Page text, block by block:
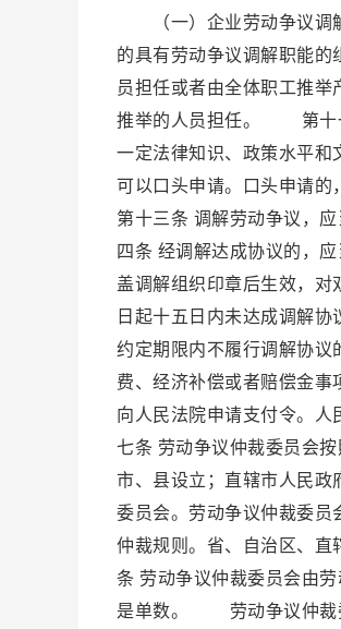
（一）企业劳动争议调
的具有劳动争议调解职能
员担任或者由全体职工推
推举的人员担任。 第十一
一定法律知识、政策水平
可以口头申请。口头申请
第十三条 调解劳动争议，
四条 经调解达成协议的，
盖调解组织印章后生效，
日起十五日内未达成调解
约定期限内不履行调解协
费、经济补偿或者赔偿金事
向人民法院申请支付
七条 劳动争议仲裁委员会
市、县设立；直辖市人民政
委员会。劳动争议仲裁委
仲裁规则。省、自治区、
条 劳动争议仲裁委员会由
是单数。 劳动争议仲裁